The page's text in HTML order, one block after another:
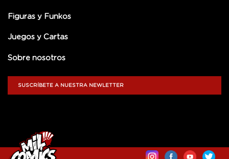
Figuras y Funkos
Juegos y Cartas
Sobre nosotros
SUSCRÍBETE A NUESTRA NEWLETTER